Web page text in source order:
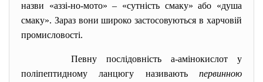
назви «аззі-но-мото» – «сутність смаку» або «душа
смаку». Зараз вони широко застосовуються в харчовій
промисловості.
Певну послідовність a-амінокислот у
поліпептидному ланцюгу називають первинною